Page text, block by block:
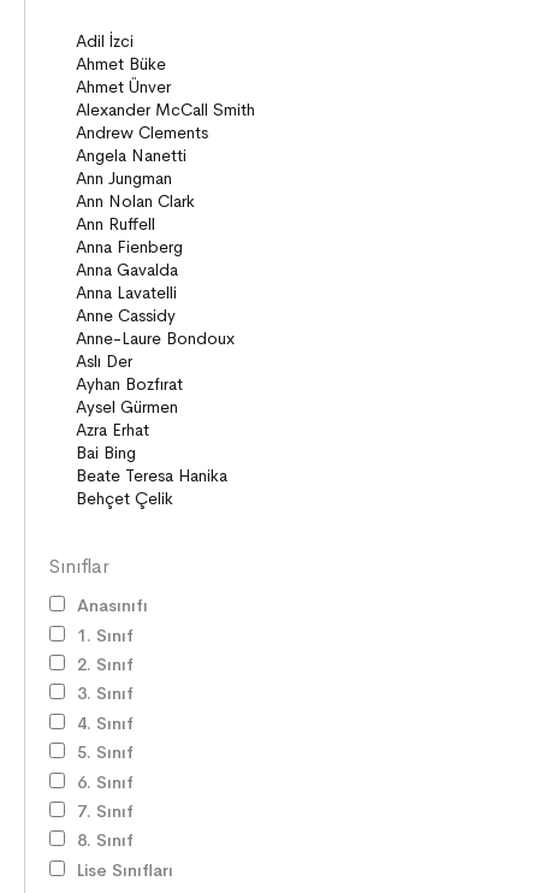
Sınıflar
Anasınıfı
1. Sınıf
2. Sınıf
3. Sınıf
4. Sınıf
5. Sınıf
6. Sınıf
7. Sınıf
8. Sınıf
Lise Sınıfları